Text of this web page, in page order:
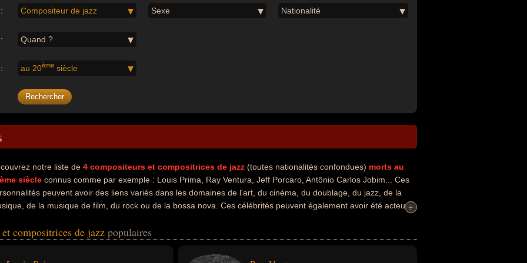
Compositeur de jazz Sexe Nationalité
Quand ?
au 20ème siècle
notre liste de 4 compositeurs et compositrices de jazz (toutes nationalités confondues) morts au
siècle connus comme par exemple : Louis Prima, Ray Ventura, Jeff Porcaro, Antônio Carlos Jobim... Ces
peuvent avoir des liens variés dans les domaines de l'art, du cinéma, du doublage, du jazz, de la
de la musique de film, du rock ou de la bossa nova. Ces célébrités peuvent également avoir été acteur,
de film, homme d'affaire, parent de célébrité, producteur, producteur de cinéma, batteur, batteur de
peuvent avoir été américain, francais ou brésilien par exemple.
+
+
compositrices de jazz populaires